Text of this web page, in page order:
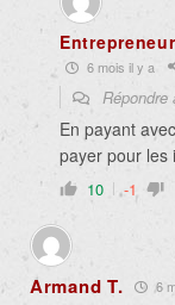
6 mois il y a
Répondre
En payant
payer pour les
10 -1
Armand T. 6